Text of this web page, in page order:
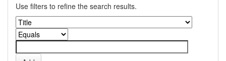
Use filters to refine the search results.